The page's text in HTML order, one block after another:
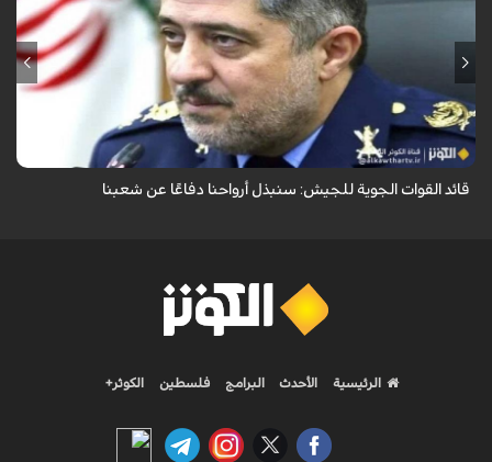
قال قائد القوات الجوية للجيش الايراني العميد الطيار بهمن بهمرد "ان القوات
الجوية للجيش ستبذل الأرواح دفاعًا عن الشعب الإيراني".
قائد القوات الجوية للجيش: سنبذل أرواحنا دفاعًا عن شعبنا
الرئيسية الأحدث البرامج فلسطين الكوثر+